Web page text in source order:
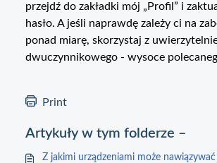
przejdź do zakładki mój „Profil” i
hasło. A jeśli naprawdę zależy ci na
ponad miarę, skorzystaj z
dwuczynnikowego - wysoce
Print
Artykuły w tym folderze –
Z jakimi urządzeniami może nawiązywać